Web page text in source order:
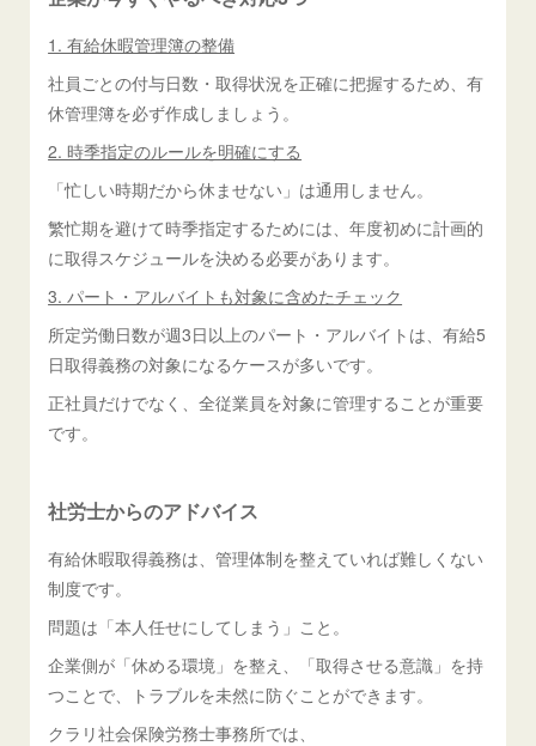
1. 有給休暇管理簿の整備
社員ごとの付与日数・取得状況を正確に把握するため、有
休管理簿を必ず作成しましょう。
2. 時季指定のルールを明確にする
「忙しい時期だから休ませない」は通用しません。
繁忙期を避けて時季指定するためには、年度初めに計画的
に取得スケジュールを決める必要があります。
3. パート・アルバイトも対象に含めたチェック
所定労働日数が週3日以上のパート・アルバイトは、有給5
日取得義務の対象になるケースが多いです。
正社員だけでなく、全従業員を対象に管理することが重要
です。
社労士からのアドバイス
有給休暇取得義務は、管理体制を整えていれば難しくない
制度です。
問題は「本人任せにしてしまう」こと。
企業側が「休める環境」を整え、「取得させる意識」を持
つことで、トラブルを未然に防ぐことができます。
クラリ社会保険労務士事務所では、